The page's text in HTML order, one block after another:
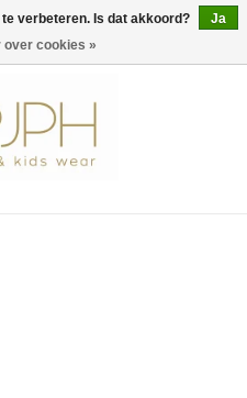
0 Artikelen - €0,00
verbeteren. Is dat akkoord?
Ja
over cookies »